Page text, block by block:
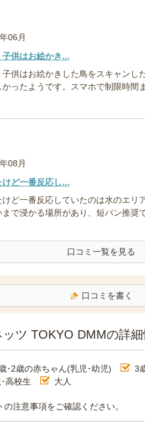
06月
供はお絵かき...
供はお絵かきした鳥をスキャンし
ったようです。スマホで制限時間
08月
ど一番反応し...
けど一番反応していたのは水のエリ
で浸かる場所があり、短パン推奨
口コミ一覧を見る
口コミを書く
ツ TOKYO DMMの詳細
･2歳の赤ちゃん(乳児･幼児) 3
高校生
大人
の注意事項をご確認ください。